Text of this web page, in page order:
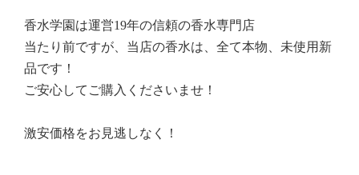
香水学園は運営19年の信頼の香水専門店
当たり前ですが、当店の香水は、全て本物、未使用新
品です！
ご安心してご購入くださいませ！
激安価格をお見逃しなく！